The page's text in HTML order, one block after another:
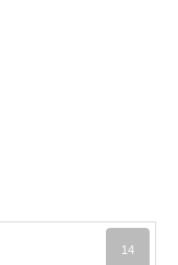
14